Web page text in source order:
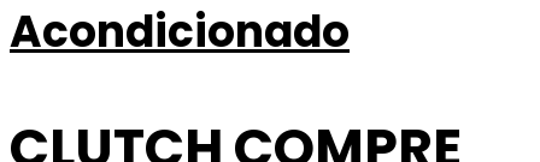
Acondicionado